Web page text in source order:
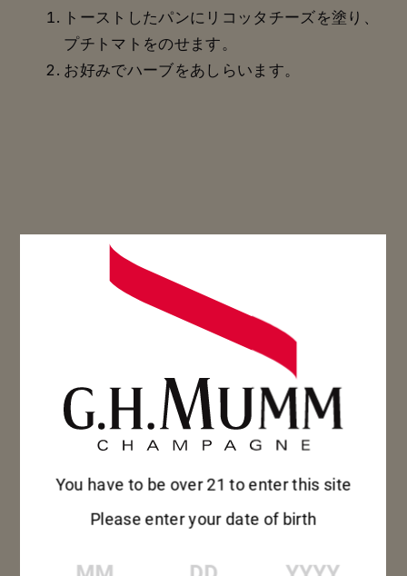
トーストしたパンにリコッタチーズを塗り、
プチトマトをのせます。
お好みでハーブをあしらいます。
You have to be over 21 to enter this site
Please enter your date of birth